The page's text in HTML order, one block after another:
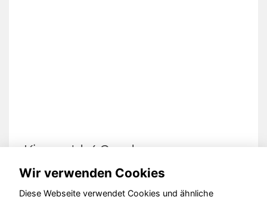
Kia cee'd / Ceed
Wir verwenden Cookies
Diese Webseite verwendet Cookies und ähnliche